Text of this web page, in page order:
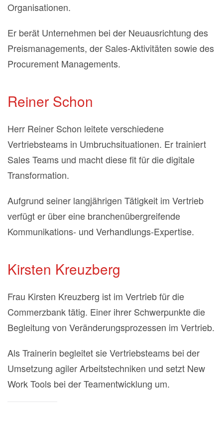
Organisationen.
Er berät Unternehmen bei der Neuausrichtung des
Preismanagements, der Sales-Aktivitäten sowie des
Procurement Managements.
Reiner Schon
Herr Reiner Schon leitete verschiedene
Vertriebsteams in Umbruchsituationen. Er trainiert
Sales Teams und macht diese fit für die digitale
Transformation.
Aufgrund seiner langjährigen Tätigkeit im Vertrieb
verfügt er über eine branchenübergreifende
Kommunikations- und Verhandlungs-Expertise.
Kirsten Kreuzberg
Frau Kirsten Kreuzberg ist im Vertrieb für die
Commerzbank tätig. Einer ihrer Schwerpunkte die
Begleitung von Veränderungsprozessen im Vertrieb.
Als Trainerin begleitet sie Vertriebsteams bei der
Umsetzung agiler Arbeitstechniken und setzt New
Work Tools bei der Teamentwicklung um.